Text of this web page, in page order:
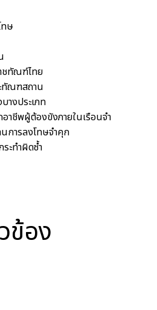
ษ
ชทัณฑ์ไทย
ทัณฑสถาน
างประเภท
าชีพผู้ต้องขังภายในเรือนจำ
การลงโทษจำคุก
ะทำผิดซ้ำ
ข้อง